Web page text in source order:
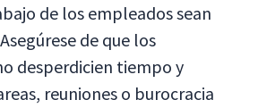
de los empleados sean
de que los
desperdicien tiempo y
reuniones o burocracia